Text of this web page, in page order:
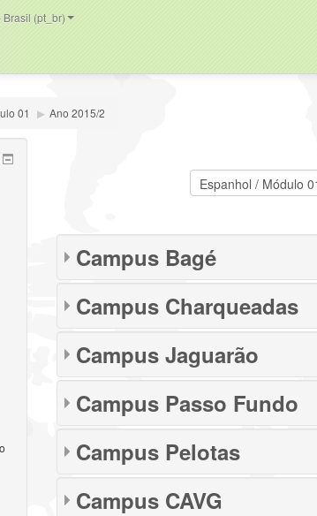
Brasil (pt_br)
01 ▶ Ano 2015/2
Campus Bagé
Campus Charqueadas
Campus Jaguarão
Campus Passo Fundo
Campus Pelotas
Campus CAVG